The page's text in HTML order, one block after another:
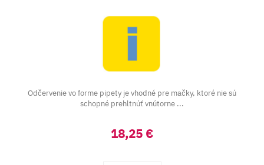
Odčervenie vo forme pipety je vhodné pre mačky, ktoré nie sú
schopné prehltnúť vnútorne ...
18,25 €